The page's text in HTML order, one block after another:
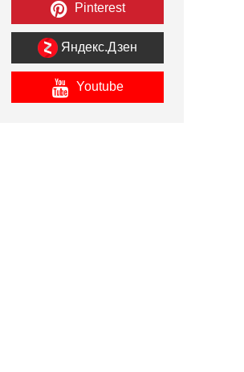
Pinterest
Яндекс.Дзен
Youtube